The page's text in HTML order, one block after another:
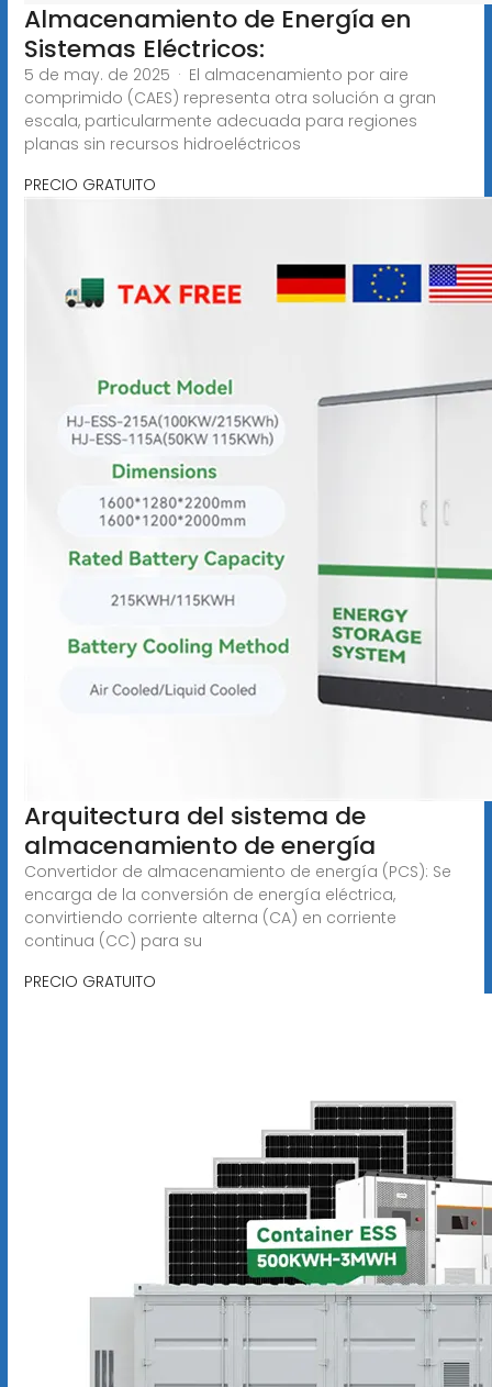
Almacenamiento de Energía en
Sistemas Eléctricos:
5 de may. de 2025 · El almacenamiento por aire
comprimido (CAES) representa otra solución a gran
escala, particularmente adecuada para regiones
planas sin recursos hidroeléctricos
PRECIO GRATUITO
Arquitectura del sistema de
almacenamiento de energía
Convertidor de almacenamiento de energía (PCS): Se
encarga de la conversión de energía eléctrica,
convirtiendo corriente alterna (CA) en corriente
continua (CC) para su
PRECIO GRATUITO